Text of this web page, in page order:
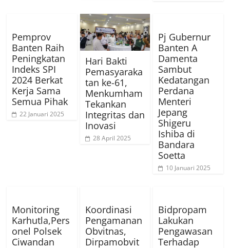
Pemprov
Banten Raih
Peningkatan
Indeks SPI
2024 Berkat
Kerja Sama
Semua Pihak
22 Januari 2025
Hari Bakti
Pemasyaraka
tan ke-61,
Menkumham
Tekankan
Integritas dan
Inovasi
28 April 2025
Pj Gubernur
Banten A
Damenta
Sambut
Kedatangan
Perdana
Menteri
Jepang
Shigeru
Ishiba di
Bandara
Soetta
10 Januari 2025
Monitoring
Karhutla,Pers
onel Polsek
Ciwandan
Koordinasi
Pengamanan
Obvitnas,
Dirpamobvit
Bidpropam
Lakukan
Pengawasan
Terhadap